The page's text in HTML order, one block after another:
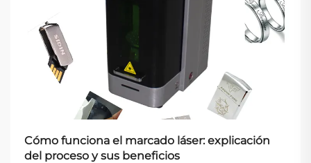
Cómo funciona el marcado láser: explicación
del proceso y sus beneficios